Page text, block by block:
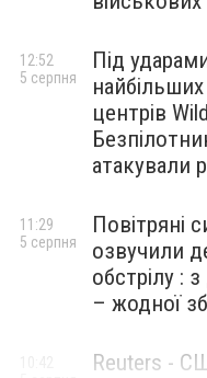
Під
центрів
атакували
12:52
5 серпня
Повітряні
озвучили
обстрілу :
– жодної
11:29
5 серпня
Reuters -